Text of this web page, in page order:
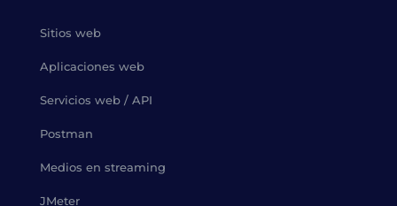
Sitios web
Aplicaciones web
Servicios web / API
Postman
Medios en streaming
JMeter